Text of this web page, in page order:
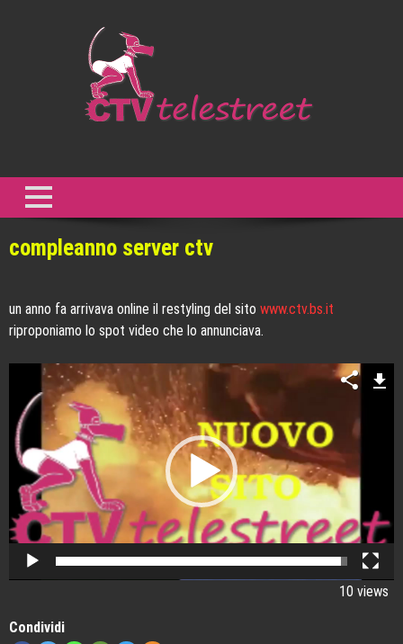
al presente. – Gilles Deleuze
compleanno server ctv
un anno fa arrivava online il restyling del sito www.ctv.bs.it
riproponiamo lo spot video che lo annunciava.
Player
10 views
Condividi